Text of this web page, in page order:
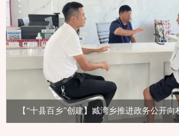
【“十县百乡”创建】浮梁县召开全县政务